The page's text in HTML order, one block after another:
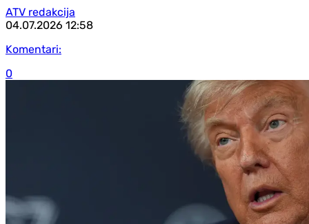
ATV redakcija
04.07.2026 12:58
Komentari:
0